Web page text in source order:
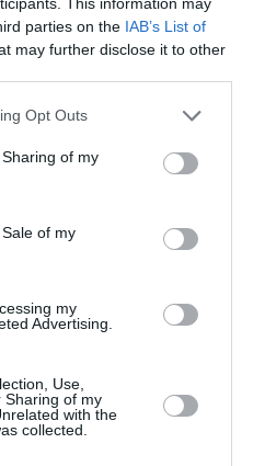
parties on the IAB’s List of
may further disclose it to other
Opt Outs
of my
of my
my
Advertising.
Use,
Sharing of my
with the
collected.
lavorare con la
che:
si rechi entro 8 giorni
domanda di